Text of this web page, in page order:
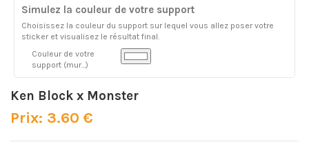
Simulez la couleur de votre support
Choisissez la couleur du support sur lequel vous allez poser votre
sticker et visualisez le résultat final.
Couleur de votre
support (mur...)
Ken Block x Monster
Prix: 3.60 €